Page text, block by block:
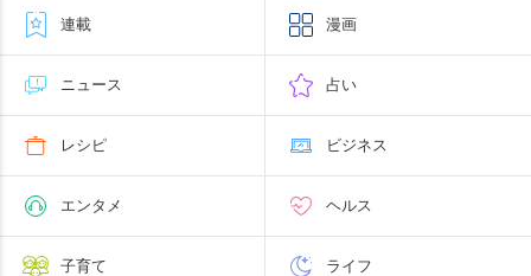
連載 漫画
ニュース 占い
レシピ ビジネス
エンタメ ヘルス
子育て ライフ